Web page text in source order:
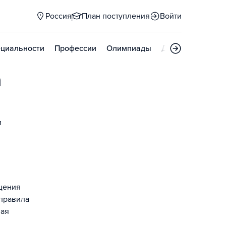
Россия План поступления Войти
Профессии Олимпиады Дни открытых